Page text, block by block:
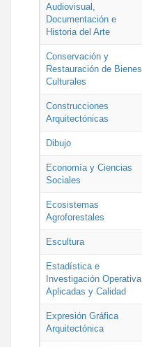
Audiovisual,
Documentación e
Historia del Arte
Conservación y
Restauración de Bienes
Culturales
Construcciones
Arquitectónicas
Dibujo
Economía y Ciencias
Sociales
Ecosistemas
Agroforestales
Escultura
Estadística e
Investigación Operativa
Aplicadas y Calidad
Expresión Gráfica
Arquitectónica